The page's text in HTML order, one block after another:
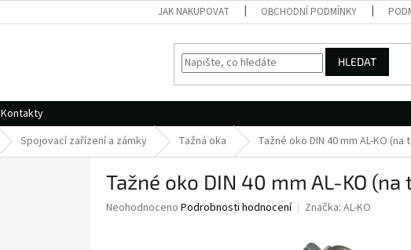
JAK NAKUPOVAT OBCHODNÍ PODMÍNKY
HLEDAT
Kontakty
Spojovací zařízení a zámky Tažná oka Tažné oko DIN 40 mm AL-KO (na
Tažné oko DIN 40 mm AL-KO
Průměrné
Neohodnoceno Podrobnosti hodnocení Značka: AL-KO